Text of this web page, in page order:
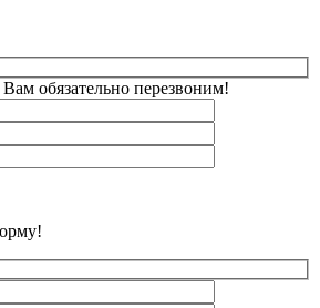
обязательно перезвоним!